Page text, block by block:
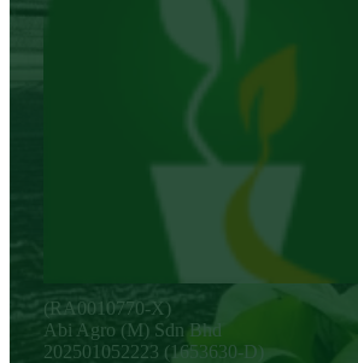
(RA0010770-X)
Abi Agro (M) Sdn Bhd
202501052223 (1653630-D)